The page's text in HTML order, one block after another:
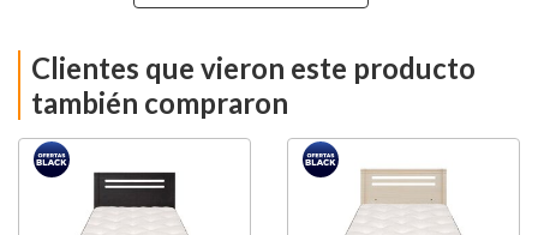
Tipo De Base Base Normal
Nivel de Firmeza Intermedio
Alto De Base
Clientes que vieron este producto
también compraron